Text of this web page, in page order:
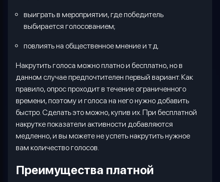
выиграть в мероприятии, где победитель
выбирается голосованием;
повлиять на общественное мнение и т.д.
Накрутить голоса можно платно и бесплатно, но в
данном случае предпочтителен первый вариант. Как
правило, опрос проходит в течение ограниченного
времени, поэтому и голоса на него нужно добавить
быстро. Сделать это можно, купив их. При бесплатной
накрутке показатели активности добавляются
медленно, и вы можете не успеть накрутить нужное
вам количество голосов.
Преимущества платной